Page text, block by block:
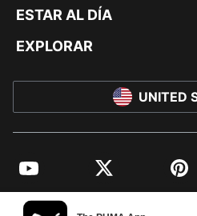
ESTAR AL DÍA
EXPLORAR
UNITED
YouTube Twitter